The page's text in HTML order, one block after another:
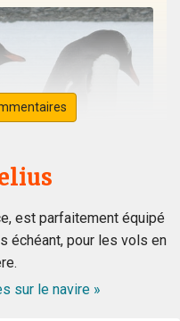
expectation. When my
est parfaitement équipé
échéant, pour les vols en
sur le navire »